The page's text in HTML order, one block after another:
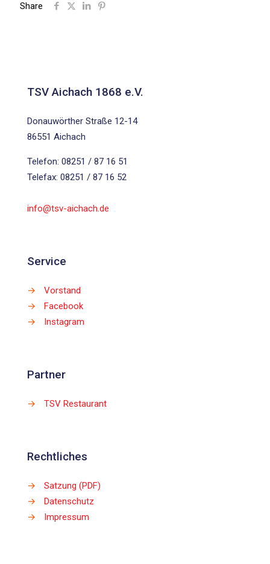
Share
TSV Aichach 1868 e.V.
Donauwörther Straße 12-14
86551 Aichach
Telefon: 08251 / 87 16 51
Telefax: 08251 / 87 16 52
info@tsv-aichach.de
Service
→
Vorstand
→
Facebook
→
Instagram
Partner
→ TSV Restaurant
Rechtliches
→
Satzung (PDF)
→
Datenschutz
→
Impressum